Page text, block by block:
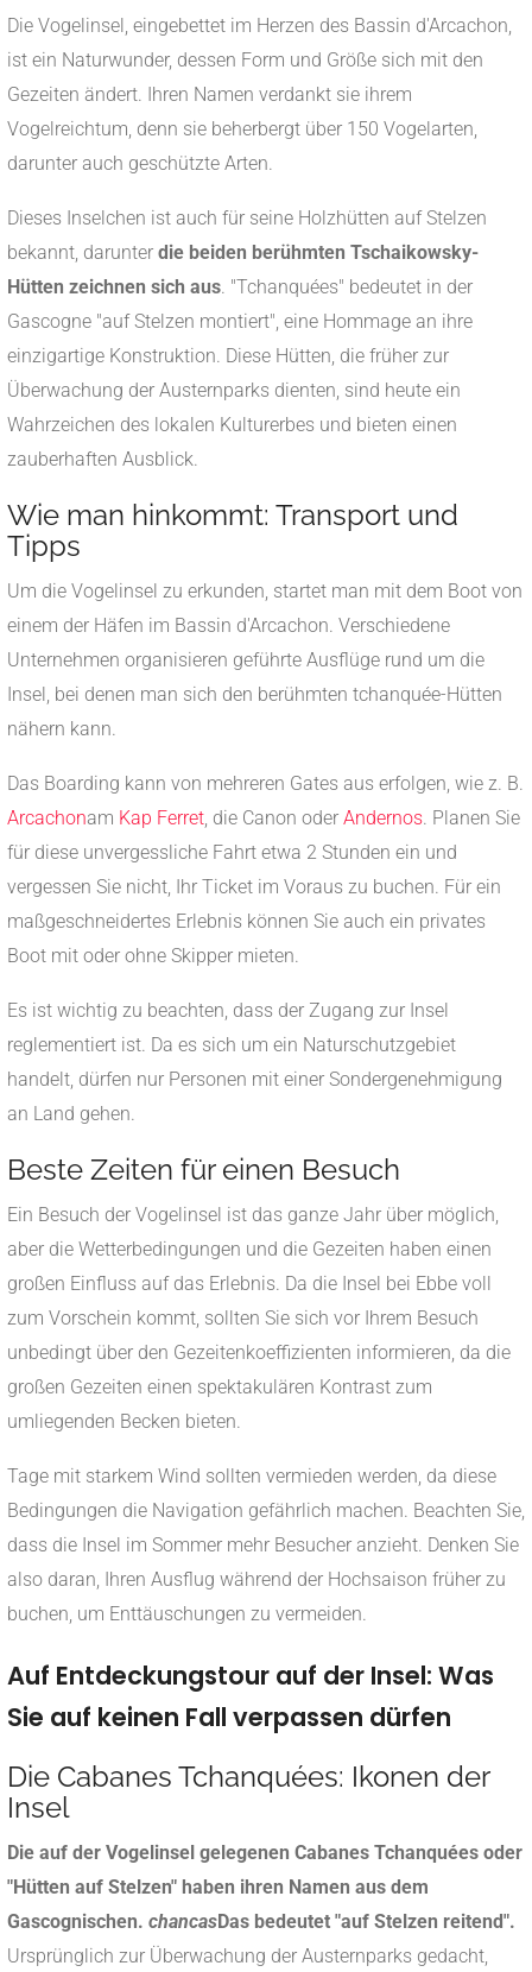
Die Vogelinsel, eingebettet im Herzen des Bassin d'Arcachon,
ist ein Naturwunder, dessen Form und Größe sich mit den
Gezeiten ändert. Ihren Namen verdankt sie ihrem
Vogelreichtum, denn sie beherbergt über 150 Vogelarten,
darunter auch geschützte Arten.
Dieses Inselchen ist auch für seine Holzhütten auf Stelzen
bekannt, darunter die beiden berühmten Tschaikowsky-
Hütten zeichnen sich aus . "Tchanquées" bedeutet in der
Gascogne "auf Stelzen montiert", eine Hommage an ihre
einzigartige Konstruktion. Diese Hütten, die früher zur
Überwachung der Austernparks dienten, sind heute ein
Wahrzeichen des lokalen Kulturerbes und bieten einen
zauberhaften Ausblick.
Wie man hinkommt: Transport und
Tipps
Um die Vogelinsel zu erkunden, startet man mit dem Boot von
einem der Häfen im Bassin d'Arcachon. Verschiedene
Unternehmen organisieren geführte Ausflüge rund um die
Insel, bei denen man sich den berühmten tchanquée-Hütten
nähern kann.
Das Boarding kann von mehreren Gates aus erfolgen, wie z. B.
Arcachonam Kap Ferret , die Canon oder Andernos . Planen Sie
für diese unvergessliche Fahrt etwa 2 Stunden ein und
vergessen Sie nicht, Ihr Ticket im Voraus zu buchen. Für ein
maßgeschneidertes Erlebnis können Sie auch ein privates
Boot mit oder ohne Skipper mieten.
Es ist wichtig zu beachten, dass der Zugang zur Insel
reglementiert ist. Da es sich um ein Naturschutzgebiet
handelt, dürfen nur Personen mit einer Sondergenehmigung
an Land gehen.
Beste Zeiten für einen Besuch
Ein Besuch der Vogelinsel ist das ganze Jahr über möglich,
aber die Wetterbedingungen und die Gezeiten haben einen
großen Einfluss auf das Erlebnis. Da die Insel bei Ebbe voll
zum Vorschein kommt, sollten Sie sich vor Ihrem Besuch
unbedingt über den Gezeitenkoeffizienten informieren, da die
großen Gezeiten einen spektakulären Kontrast zum
umliegenden Becken bieten.
Tage mit starkem Wind sollten vermieden werden, da diese
Bedingungen die Navigation gefährlich machen. Beachten Sie,
dass die Insel im Sommer mehr Besucher anzieht. Denken Sie
also daran, Ihren Ausflug während der Hochsaison früher zu
buchen, um Enttäuschungen zu vermeiden.
Auf Entdeckungstour auf der Insel: Was
Sie auf keinen Fall verpassen dürfen
Die Cabanes Tchanquées: Ikonen der
Insel
Die auf der Vogelinsel gelegenen Cabanes Tchanquées oder
"Hütten auf Stelzen" haben ihren Namen aus dem
Gascognischen. chancasDas bedeutet "auf Stelzen reitend".
Ursprünglich zur Überwachung der Austernparks gedacht,